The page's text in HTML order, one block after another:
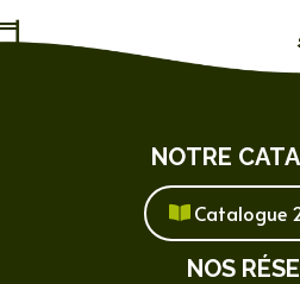
NOTRE
Catalogue
NOS